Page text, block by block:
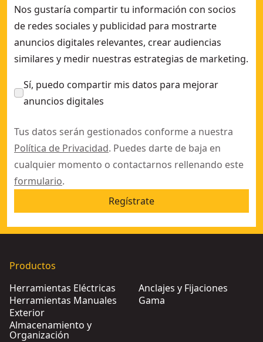
Nos gustaría compartir tu información con socios
de redes sociales y publicidad para mostrarte
anuncios digitales relevantes, crear audiencias
similares y medir nuestras estrategias de marketing.
Sí, puedo compartir mis datos para mejorar
anuncios digitales
Tus datos serán gestionados conforme a nuestra
Política de Privacidad. Puedes darte de baja en
cualquier momento o contactarnos rellenando este
formulario.
Regístrate
Productos
Herramientas Eléctricas
Herramientas Manuales
Exterior
Almacenamiento y
Organización
Anclajes y Fijaciones
Gama